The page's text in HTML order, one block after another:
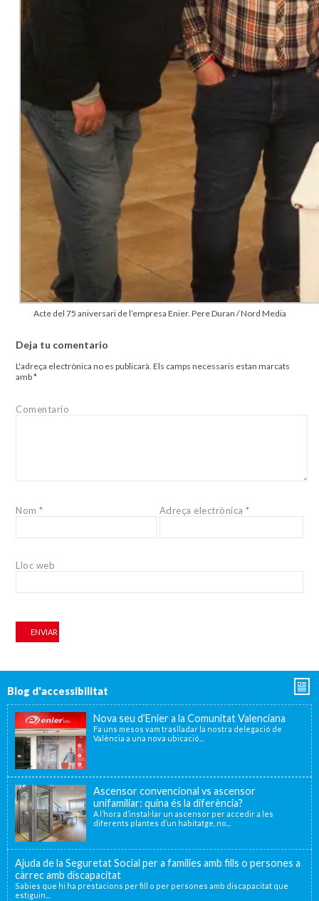
Acte del 75 aniversari de l’empresa Enier. Pere Duran / Nord Media
Deja tu comentario
L'adreça electrònica no es publicarà. Els camps necessaris estan marcats
amb*
Comentario
Nom* Adreça electrònica*
Lloc web
Blog d'accessibilitat
Nova seu d’Enier a la Comunitat Valenciana
Fa uns mesos vam traslladar la nostra delegació de
València a una nova ubicació...
Ascensor convencional vs ascensor
unifamiliar: quina és la diferència?
A l’hora d’instal·lar un ascensor per accedir a les
diferents plantes d’un habitatge, no...
Ajuda de la Seguretat Social per a famílies amb fills o persones a
càrrec amb discapacitat
Sabies que hi ha prestacions per fill o per persones amb discapacitat que
estiguin...